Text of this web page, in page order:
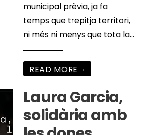
municipal prèvia, ja fa
temps que trepitja territori,
ni més ni menys que tota la...
READ MORE →
Laura Garcia,
solidària amb